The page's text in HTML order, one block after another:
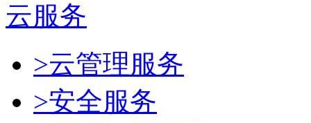
云服务
>云管理服务
>安全服务